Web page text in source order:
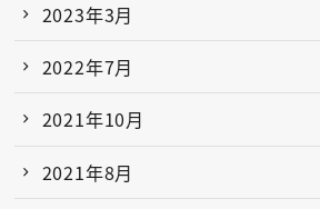
2023年3月
2022年7月
2021年10月
2021年8月